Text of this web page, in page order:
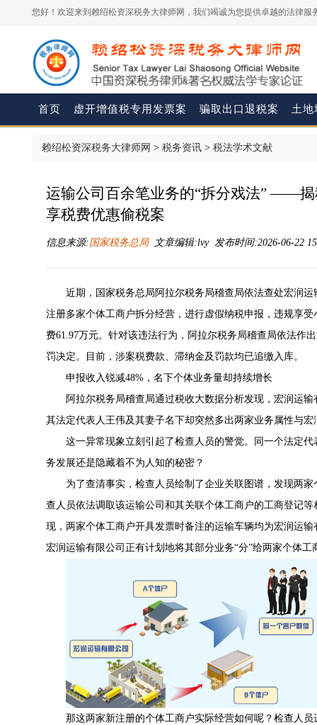
您好！欢迎来到赖绍松资深税务大律师网，我们竭诚为您提供卓越的法律服
首页 虚开增值税专用发票案 骗取出口退税案 土地
赖绍松资深税务大律师网 > 税务资讯 > 税法学术文献
运输公司百余笔业务的“拆分戏法” ——
享税费优惠偷税案
信息来源:国家税务总局文章编辑:lvy 发布时间:2026-06-22
近期，国家税务总局阿拉尔税务局稽查局依法查处宏润
注册多家个体工商户拆分经营，进行虚假纳税申报，违规享
费61.97万元。针对该违法行为，阿拉尔税务局稽查局依法作
罚决定。目前，涉案税费款、滞纳金及罚款均已追缴入库。
申报收入锐减48%，名下个体业务量却持续增长
阿拉尔税务局稽查局通过税收大数据分析发现，宏润运
其法定代表人王伟及其妻子名下却突然多出两家业务属性与
这一异常现象立刻引起了检查人员的警觉。同一个法定
务发展还是隐藏着不为人知的秘密？
为了查清事实，检查人员绘制了企业关联图谱，发现两
查人员依法调取该运输公司和其关联个体工商户的工商登记
现，两家个体工商户开具发票时备注的运输车辆均为宏润运
宏润运输有限公司正有计划地将其部分业务“分”给两家个体工
那这两家新注册的个体工商户实际经营如何呢？检查人